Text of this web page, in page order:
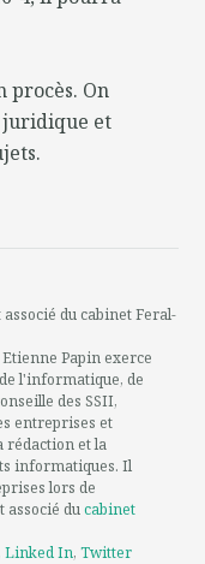
procès. On
et
associé du cabinet Feral-
Papin exerce
l'informatique, de
des SSII,
entreprises et
rédaction et la
informatiques. Il
lors de
associé ducabinet
,Linked In,Twitter